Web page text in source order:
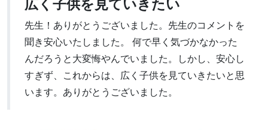
先生！ありがとうございました。先生のコメントを
聞き安心いたしました。 何で早く気づかなかった
んだろうと大変悔やんでいました。しかし、安心し
すぎず、これからは、広く子供を見ていきたいと思
います。ありがとうございました。